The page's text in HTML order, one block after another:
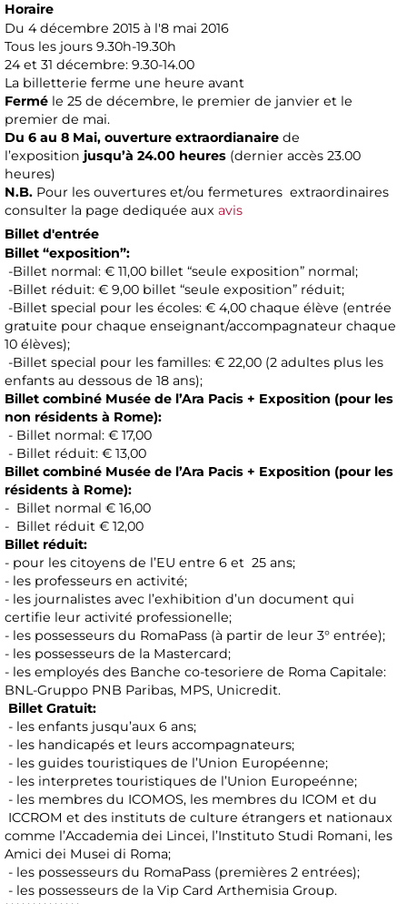
Horaire
Du 4 décembre 2015 à l'8 mai 2016
Tous les jours 9.30h-19.30h
24 et 31 décembre: 9.30-14.00
La billetterie ferme une heure avant
Fermé le 25 de décembre, le premier de janvier et le
premier de mai.
Du 6 au 8 Mai, ouverture extraordianaire de
l’exposition jusqu’à 24.00 heures (dernier accès 23.00
heures)
N.B. Pour les ouvertures et/ou fermetures extraordinaires
consulter la page dediquée aux avis
Billet d'entrée
Billet “exposition”:
-Billet normal: € 11,00 billet “seule exposition” normal;
-Billet réduit: € 9,00 billet “seule exposition” réduit;
-Billet special pour les écoles: € 4,00 chaque élève (entrée
gratuite pour chaque enseignant/accompagnateur chaque
10 élèves);
-Billet special pour les familles: € 22,00 (2 adultes plus les
enfants au dessous de 18 ans);
Billet combiné Musée de l’Ara Pacis + Exposition (pour les
non résidents à Rome):
- Billet normal: € 17,00
- Billet réduit: € 13,00
Billet combiné Musée de l’Ara Pacis + Exposition (pour les
résidents à Rome):
- Billet normal € 16,00
- Billet réduit € 12,00
Billet réduit:
- pour les citoyens de l’EU entre 6 et 25 ans;
- les professeurs en activité;
- les journalistes avec l’exhibition d’un document qui
certifie leur activité professionelle;
- les possesseurs du RomaPass (à partir de leur 3° entrée);
- les possesseurs de la Mastercard;
- les employés des Banche co-tesoriere de Roma Capitale:
BNL-Gruppo PNB Paribas, MPS, Unicredit.
Billet Gratuit:
- les enfants jusqu’aux 6 ans;
- les handicapés et leurs accompagnateurs;
- les guides touristiques de l’Union Européenne;
- les interpretes touristiques de l’Union Europeénne;
- les membres du ICOMOS, les membres du ICOM et du
ICCROM et des instituts de culture étrangers et nationaux
comme l’Accademia dei Lincei, l’Instituto Studi Romani, les
Amici dei Musei di Roma;
- les possesseurs du RomaPass (premières 2 entrées);
- les possesseurs de la Vip Card Arthemisia Group.